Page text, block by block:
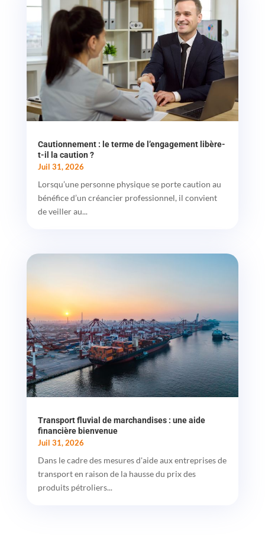
Cautionnement : le terme de l’engagement libère-
t-il la caution ?
Juil 31, 2026
Lorsqu’une personne physique se porte caution au
bénéfice d’un créancier professionnel, il convient
de veiller au...
Transport fluvial de marchandises : une aide
financière bienvenue
Juil 31, 2026
Dans le cadre des mesures d'aide aux entreprises de
transport en raison de la hausse du prix des
produits pétroliers...